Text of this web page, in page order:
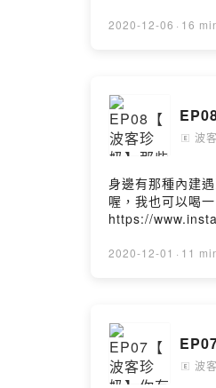
2020-12-06 · 16
🄴 波
身邊有那種內建
喔，我也可以喝
https://
↓https://
2020-12-01 · 11
🄴 波